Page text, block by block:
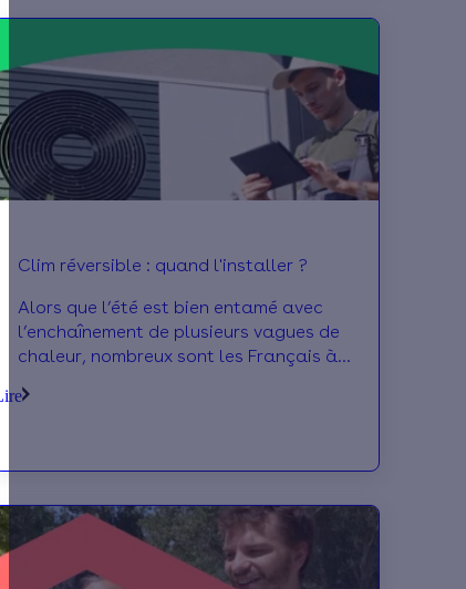
conséquences sur les projets de
sur les travaux les plus demandés au
1er semestre 2026.
Clim réversible : quand l'installer ?
Alors que l’été est bien entamé avec
l’enchaînement de plusieurs vagues de
chaleur, nombreux sont les Français à
réversible pour rafraîchir leur maison.
appareil, et quand faut-il la prévoir : on
vous éclaire !